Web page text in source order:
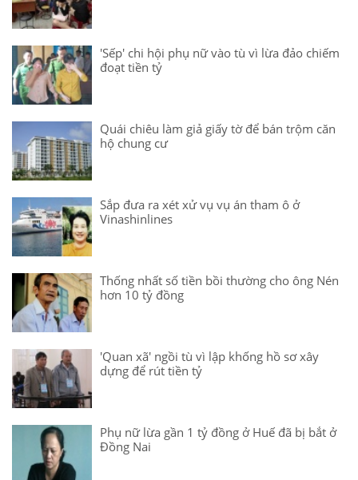
'Sếp' chi hội phụ nữ vào tù vì lừa đảo chiếm
đoạt tiền tỷ
Quái chiêu làm giả giấy tờ để bán trộm căn
hộ chung cư
Sắp đưa ra xét xử vụ vụ án tham ô ở
Vinashinlines
Thống nhất số tiền bồi thường cho ông Nén
hơn 10 tỷ đồng
'Quan xã' ngồi tù vì lập khống hồ sơ xây
dựng để rút tiền tỷ
Phụ nữ lừa gần 1 tỷ đồng ở Huế đã bị bắt ở
Đồng Nai